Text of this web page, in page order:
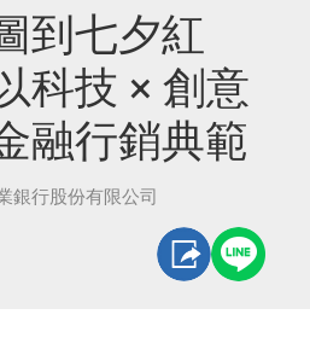
到七夕紅
科技 × 創意
融行銷典範
銀行股份有限公司